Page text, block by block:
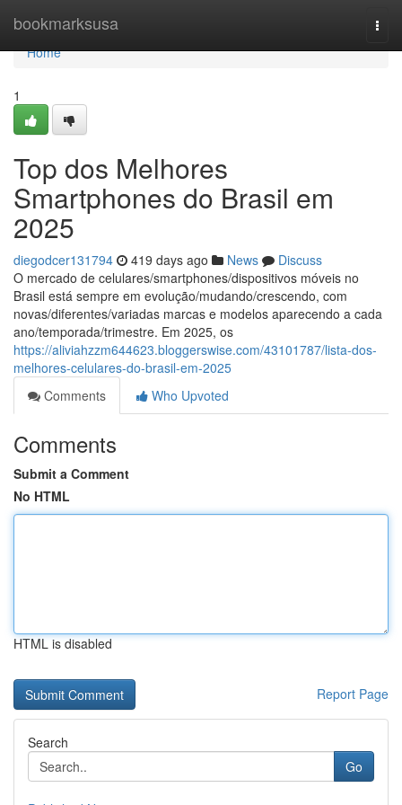
bookmarksusa
Home
Home
1
Top dos Melhores
Smartphones do Brasil em
2025
diegodcer131794 419 days ago News
Discuss
O mercado de celulares/smartphones/dispositivos móveis no
Brasil está sempre em evolução/mudando/crescendo, com
novas/diferentes/variadas marcas e modelos aparecendo a cada
ano/temporada/trimestre. Em 2025, os
https://aliviahzzm644623.bloggerswise.com/43101787/lista-dos-
melhores-celulares-do-brasil-em-2025
Comments
Who Upvoted
Comments
Submit a Comment
No HTML
HTML is disabled
Report Page
Search
Go